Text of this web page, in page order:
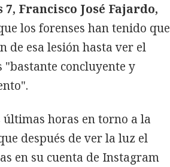
7, Francisco José Fajardo,
los forenses han tenido que
de esa lesión hasta ver el
"bastante concluyente y
últimas horas en torno a la
después de ver la luz el
en su cuenta de Instagram